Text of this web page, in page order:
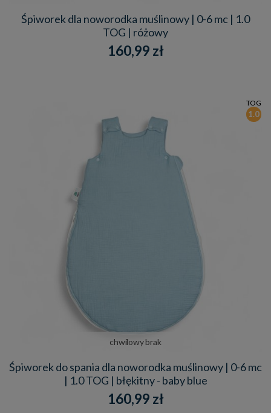
Śpiworek dla noworodka muślinowy | 0-6 mc | 1.0
TOG | różowy
160,99 zł
TOG
1.0
chwilowy brak
Śpiworek do spania dla noworodka muślinowy | 0-6 mc
| 1.0 TOG | błękitny - baby blue
160,99 zł